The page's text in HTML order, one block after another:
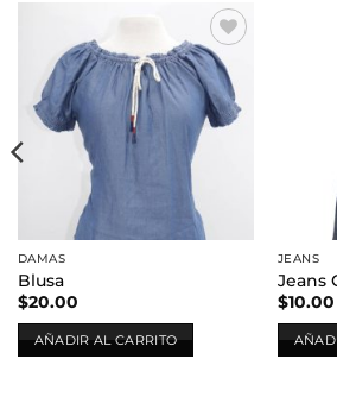
Añadir
a la
lista de
deseos
DAMAS
Blusa
$20.00
AÑADIR AL CARRITO
JEANS
Jeans
$10.00